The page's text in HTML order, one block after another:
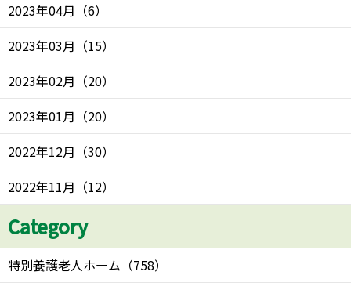
2023年04月 （6）
2023年03月 （15）
2023年02月 （20）
2023年01月 （20）
2022年12月 （30）
2022年11月 （12）
Category
特別養護老人ホーム （758）